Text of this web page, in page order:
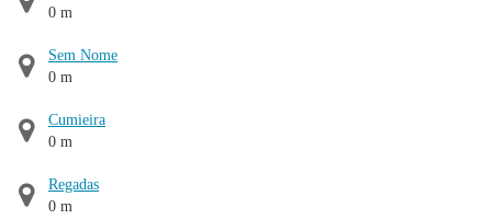
0 m
Sem Nome
0 m
Cumieira
0 m
Regadas
0 m